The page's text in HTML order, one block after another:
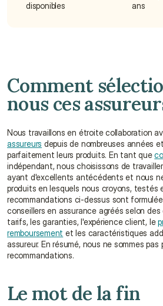
disponibles
ans
Comment
nous ces
Nous travaillons en étroite collaboration
assureurs depuis de nombreuses années
parfaitement leurs produits. En tant que
indépendant, nous choisissons de
ayant d'excellents antécédents et nous
produits en lesquels nous croyons, testés
recommandations ci-dessus sont
conseillers en assurance agréés selon
tarifs, les garanties, l'expérience client, le
remboursement et les caractéristiques
assureur. En résumé, nous ne sommes
recommandations.
Le mot de la fin